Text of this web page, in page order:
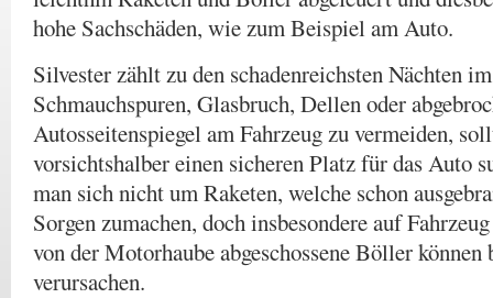
hohe Sachschäden, wie zum Beispiel am Auto.
Silvester zählt zu den schadenreichsten Nächten
Schmauchspuren, Glasbruch, Dellen oder
Autosseitenspiegel am Fahrzeug zu vermeiden,
vorsichtshalber einen sicheren Platz für das Auto
man sich nicht um Raketen, welche schon
Sorgen zumachen, doch insbesondere auf
von der Motorhaube abgeschossene Böller können
verursachen.